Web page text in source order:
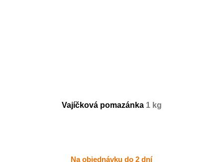
Vajíčková pomazánka 1 kg
Na objednávku do 2 dní